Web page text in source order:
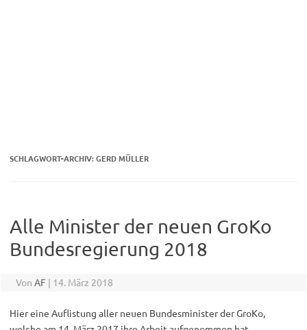
SCHLAGWORT-ARCHIV:GERD MÜLLER
Alle Minister der neuen GroKo
Bundesregierung 2018
Von AF | 14. März 2018
Hier eine Auflistung aller neuen Bundesminister der GroKo,